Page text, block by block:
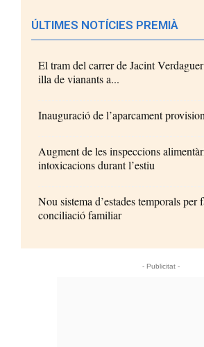
ÚLTIMES NOTÍCIES PREMIÀ
El tram del carrer de Jacint
illa de vianants a...
Inauguració de l’aparcament
Augment de les inspeccions
intoxicacions durant l’estiu
Nou sistema d’estades temporals per
conciliació familiar
- Publicitat -